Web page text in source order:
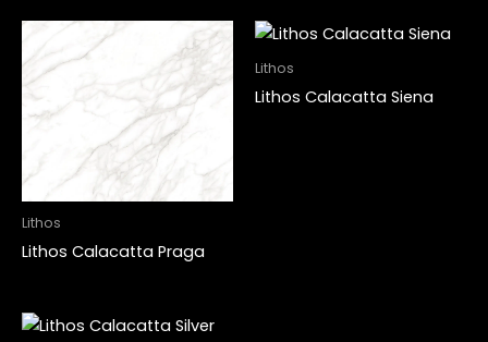
Lithos
Lithos Calacatta Praga
Lithos
Lithos Calacatta Siena